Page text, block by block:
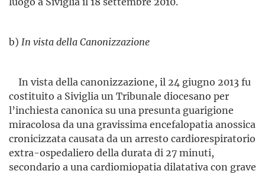
b) In vista della Canonizzazione
In vista della canonizzazione, il 24 giugno 2013 fu
costituito a Siviglia un Tribunale diocesano per
l’inchiesta canonica su una presunta guarigione
miracolosa da una gravissima encefalopatia anossica
cronicizzata causata da un arresto cardiorespiratorio
extra-ospe­daliero della durata di 27 minuti,
secondario a una cardiomiopatia dilatativa con grave